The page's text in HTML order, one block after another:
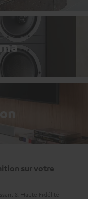
sur votre
& Haute Fidélité